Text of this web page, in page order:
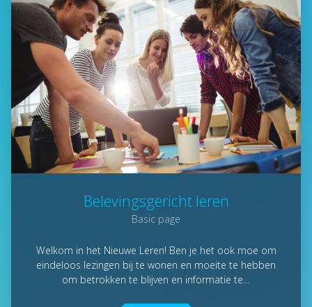
Belevingsgericht leren
Basic page
Welkom in het Nieuwe Leren! Ben je het ook moe om
eindeloos lezingen bij te wonen en moeite te hebben
om betrokken te blijven en informatie te…